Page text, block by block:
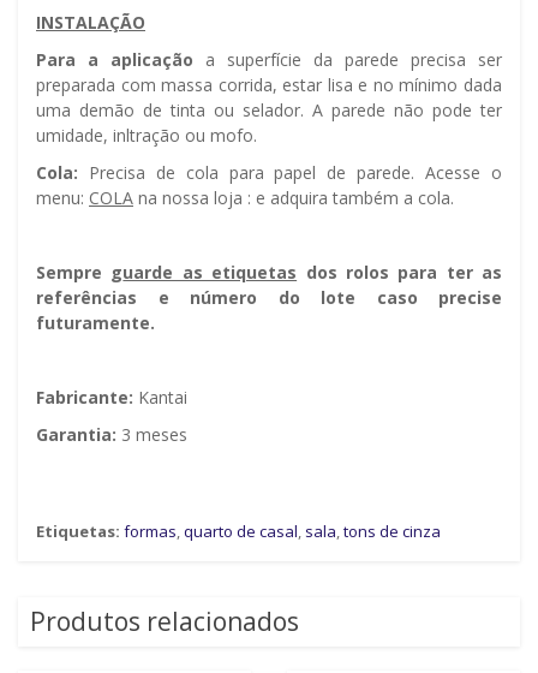
INSTALAÇÃO
Para a aplicação a superfície da parede precisa ser
preparada com massa corrida, estar lisa e no mínimo dada
uma demão de tinta ou selador. A parede não pode ter
umidade, infiltração ou mofo.
Cola: Precisa de cola para papel de parede. Acesse o
menu: COLA na nossa loja : e adquira também a cola.
Sempre guarde as etiquetas dos rolos para ter as
referências e número do lote caso precise
futuramente.
Fabricante: Kantai
Garantia: 3 meses
Etiquetas: formas,quarto de casal, sala,tons de cinza
Produtos relacionados